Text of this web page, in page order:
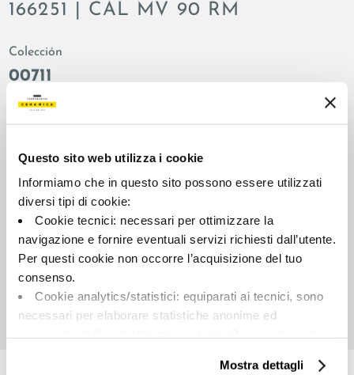
Questo sito web utilizza i cookie
Informiamo che in questo sito possono essere utilizzati
diversi tipi di cookie:
Cookie tecnici: necessari per ottimizzare la
navigazione e fornire eventuali servizi richiesti dall’utente.
Per questi cookie non occorre l’acquisizione del tuo
consenso.
Cookie analytics/statistici: equiparati ai tecnici, sono
necessari per elaborare statistiche anonime ed
Cookie di profilazione/marketing: sono utilizzati, solo
Mostra dettagli
166251 | CAL MV 90 RM
Colección
00711
Color:
Blanco
Fondo
Formato:
90.0x90.0
matt
opaco
Destonalización:
Unidad de medida:
MQ